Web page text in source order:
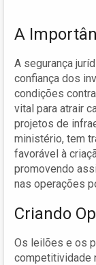
A
A segurança
confiança dos
condições
vital para atrair
projetos de
ministério, tem
favorável à
promovendo
nas operações
Criando
Os leilões e os
competitividade